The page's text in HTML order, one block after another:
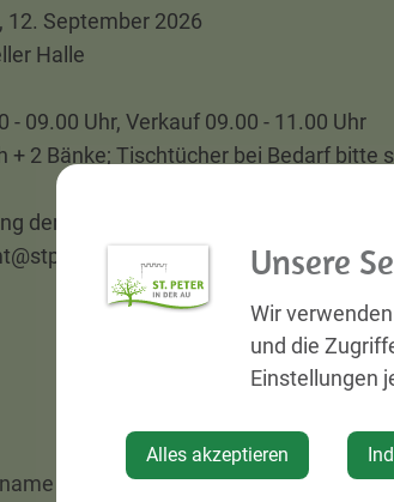
12. September 2026
Halle
- 09.00 Uhr, Verkauf 09.00 - 11.00 Uhr
+ 2 Bänke; Tischtücher bei Bedarf bitte
der Anmeldung ist ausschließlich am
möglich. Eine Warteliste
Unsere
Wir
und die
Einstellungen
Alles akzeptieren